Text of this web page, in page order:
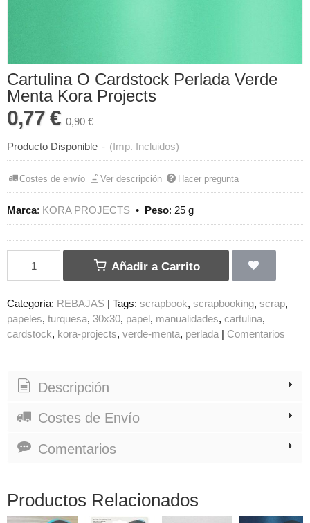
Cartulina O Cardstock Perlada Verde
Menta Kora Projects
0,77 € 0,90 €
Producto Disponible - (Imp. Incluidos)
Costes de envío Ver descripción Hacer pregunta
Marca: KORA PROJECTS • Peso: 25 g
Añadir a Carrito
Categoría: REBAJAS Tags: scrapbook scrapbooking scrap
papeles turquesa 30x30 papel manualidades cartulina
cardstock
kora-projects verde-menta perlada Comentarios
Descripción
Costes de Envío
Comentarios
Productos Relacionados